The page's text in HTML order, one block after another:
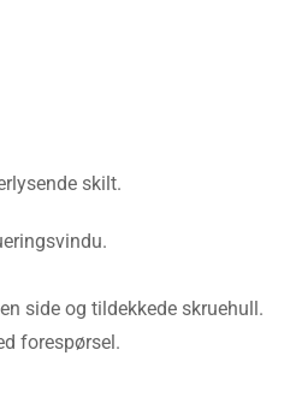
skilt.
side og tildekkede skruehull.
forespørsel.